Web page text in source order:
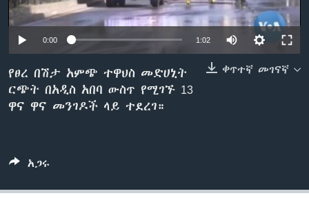
ቋንቋዎች
0:00 1:02
ቀጥተኛ መገናኛ
የፀረ በሽታ አምጭ ተዋህስ መድሀኒት
ርጭት በአዲስ አበባ ውስጥ የሚገኙ 13
ዋና ዋና መንገዶች ላይ ተደረገ።
አጋሩ